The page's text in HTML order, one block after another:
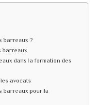
barreaux ?
barreaux
dans la formation des
avocats
barreaux pour la